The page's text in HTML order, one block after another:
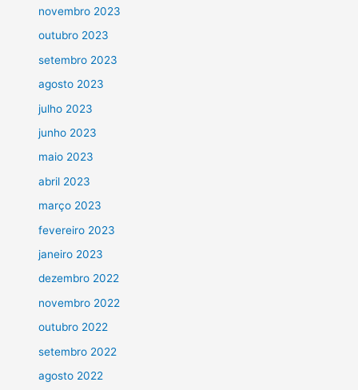
novembro 2023
outubro 2023
setembro 2023
agosto 2023
julho 2023
junho 2023
maio 2023
abril 2023
março 2023
fevereiro 2023
janeiro 2023
dezembro 2022
novembro 2022
outubro 2022
setembro 2022
agosto 2022